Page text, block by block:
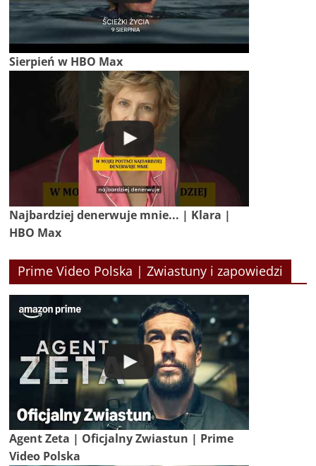
Sierpień w HBO Max
Najbardziej denerwuje mnie... | Klara |
HBO Max
Prime Video Polska | Zwiastuny i zapowiedzi
Agent Zeta | Oficjalny Zwiastun | Prime
Video Polska